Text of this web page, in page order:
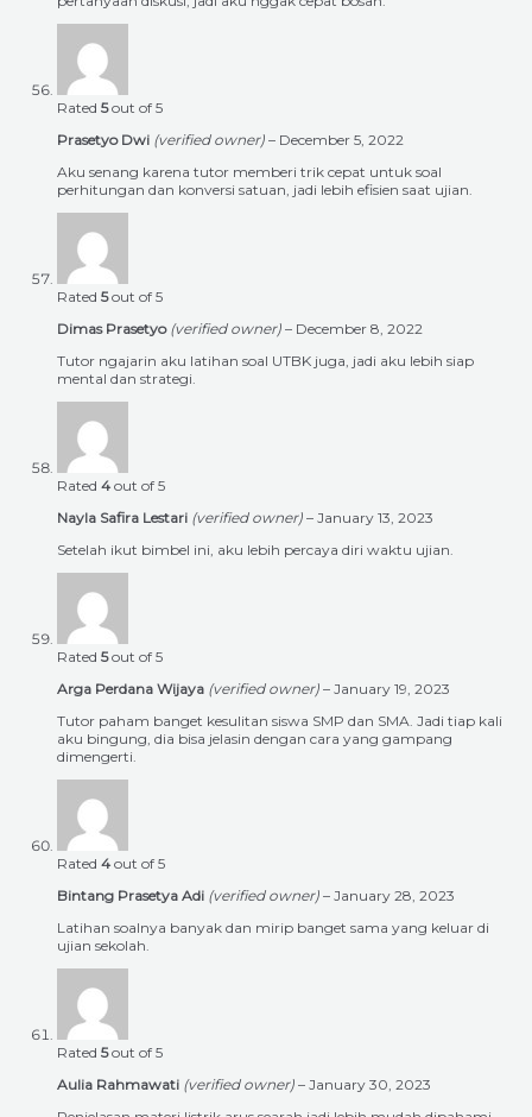
Rated 5out of 5
Prasetyo Dwi (verified owner) – December 5, 2022
Aku senang karena tutor memberi trik cepat untuk soal
perhitungan dan konversi satuan, jadi lebih efisien saat ujian.
Rated 5out of 5
Dimas Prasetyo (verified owner) – December 8, 2022
Tutor ngajarin aku latihan soal UTBK juga, jadi aku lebih siap
mental dan strategi.
Rated 4 out of 5
Nayla Safira Lestari (verified owner) – January 13, 2023
Setelah ikut bimbel ini, aku lebih percaya diri waktu ujian.
Rated 5out of 5
Arga Perdana Wijaya (verified owner) – January 19, 2023
Tutor paham banget kesulitan siswa SMP dan SMA. Jadi tiap kali
aku bingung, dia bisa jelasin dengan cara yang gampang
dimengerti.
Rated 4 out of 5
Bintang Prasetya Adi (verified owner) – January 28, 2023
Latihan soalnya banyak dan mirip banget sama yang keluar di
ujian sekolah.
Rated 5out of 5
Aulia Rahmawati (verified owner) – January 30, 2023